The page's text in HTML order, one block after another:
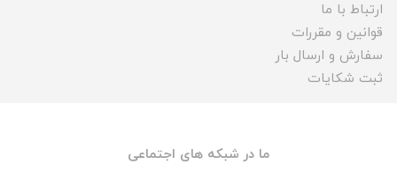
ارتباط با ما
قوانین و مقررات
سفارش و ارسال بار
ثبت شکایات
ما در شبکه های اجتماعی